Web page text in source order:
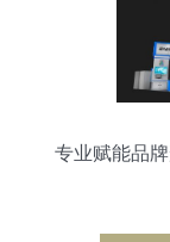
专业赋能品